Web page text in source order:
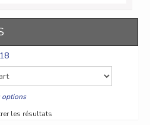
options
les résultats